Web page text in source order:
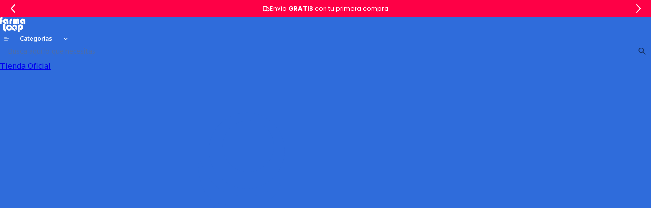
Envío GRATIS con tu primera compra
Categorías
Tienda Oficial